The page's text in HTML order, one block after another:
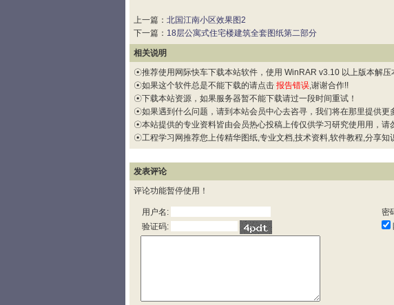
上一篇： 北国江南小区效果图2
下一篇： 18层公寓式住宅楼建筑全套图纸第二部分
相关说明
☉推荐使用网际快车下载本站软件，使用 WinRAR v3.10 以上版本解压
☉如果这个软件总是不能下载的请点击 报告错误,谢谢合作!!
☉下载本站资源，如果服务器暂不能下载请过一段时间重试！
☉如果遇到什么问题，请到本站会员中心去咨寻，我们将在那里提供更
☉本站提供的专业资料皆由会员热心投稿上传仅供学习研究使用用，请
☉工程学习网推荐您上传精华图纸,专业文档,技术资料,软件教程,分享知
发表评论
评论功能暂停使用！
用户名:
密
验证码: